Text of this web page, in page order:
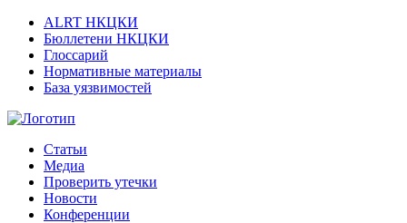
ALRT НКЦКИ
Бюллетени НКЦКИ
Глоссарий
Нормативные материалы
База уязвимостей
Статьи
Медиа
Проверить утечки
Новости
Конференции